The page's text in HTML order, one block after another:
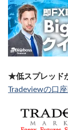
★低スプレッド
Tradeviewの口